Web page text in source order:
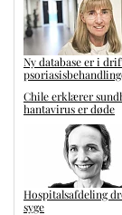
Ny database er i
Chile erklærer
hantavirus er døde
Hospitalsafdeling
syge